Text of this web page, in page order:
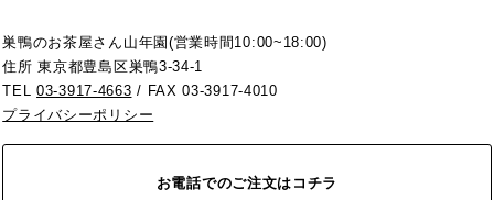
巣鴨のお茶屋さん山年園(営業時間10:00~18:00)
住所 東京都豊島区巣鴨3-34-1
TEL03-3917-4663 / FAX 03-3917-4010
プライバシーポリシー
お電話でのご注文はコチラ